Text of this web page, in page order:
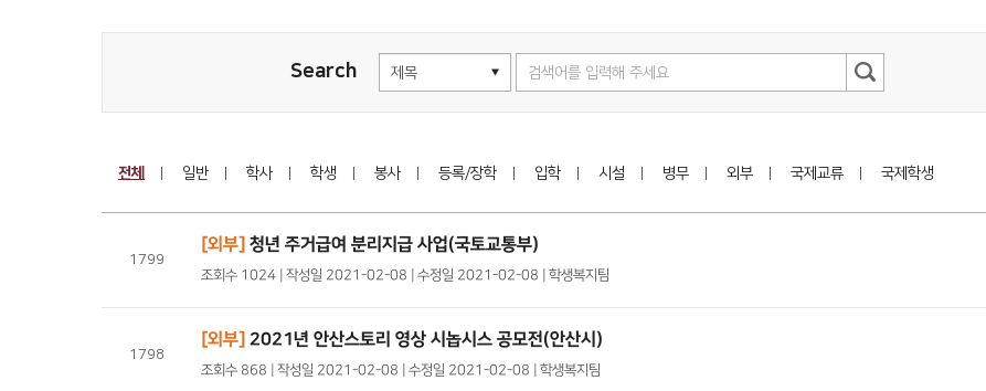
Search
전체 일반 학사 학생 봉사 등록/장학 입학 시설 병무 외부 국제교류 국제학생
1799
[외부] 청년 주거급여 분리지급 사업(국토교통부)
조회수 1024 | 작성일 2021-02-08 | 수정일 2021-02-08 | 학생복지팀
1798
[외부] 2021년 안산스토리 영상 시놉시스 공모전(안산시)
조회수 868 | 작성일 2021-02-08 | 수정일 2021-02-08 | 학생복지팀